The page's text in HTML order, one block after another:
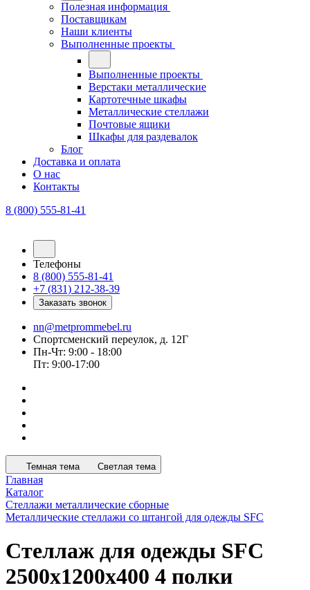
Полезная информация
Поставщикам
Наши клиенты
Выполненные проекты
Выполненные проекты
Верстаки металлические
Картотечные шкафы
Металлические стеллажи
Почтовые ящики
Шкафы для раздевалок
Блог
Доставка и оплата
О нас
Контакты
8 (800) 555-81-41
Телефоны
8 (800) 555-81-41
+7 (831) 212-38-39
Заказать звонок
nn@metprommebel.ru
Спортсменский переулок, д. 12Г
Пн-Чт: 9:00 - 18:00
Пт: 9:00-17:00
Темная тема Светлая тема
Главная
Каталог
Стеллажи металлические сборные
Металлические стеллажи со штангой для одежды SFC
Стеллаж для одежды SFC
2500х1200х400 4 полки